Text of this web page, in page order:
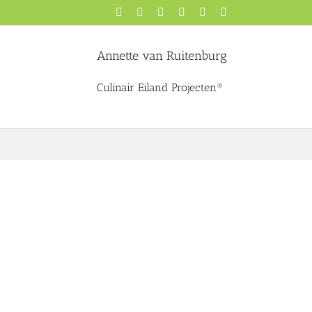
Facebook YouTubeInstagramPinterest
Annette van Ruitenburg
Culinair Eiland Projecten®